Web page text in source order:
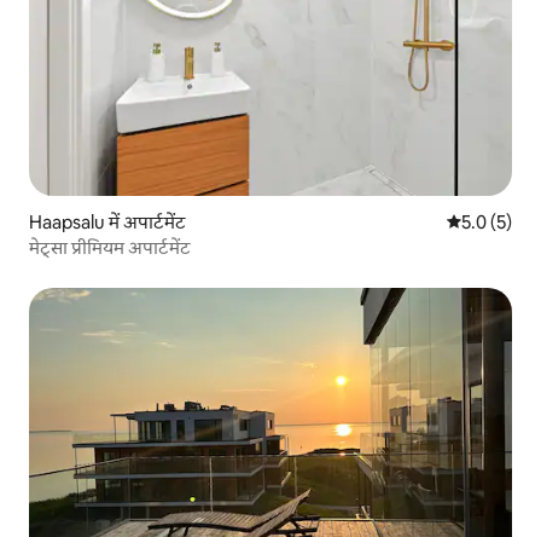
Haapsalu में अपार्टमेंट औसत रेटिंग 5
5.0 (5)
मेट्सा प्रीमियम अपार्टमेंट